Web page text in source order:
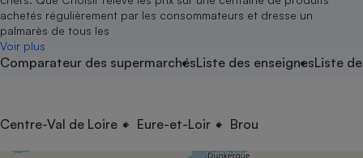
achetés régulièrement par les consommateurs et dresse un
palmarès de tous les
Voir plus
Comparateur des supermarchésListe des enseignesListe
Centre-Val de Loire Eure-et-Loir Brou
Nutrition
Assurance auto
Magasin - Grande surface
Méthode de vente -
Déchet
Sport
électrique
Service marchand
Brèves
Soumettre un litige
Lettres types
Rencontrer une association locale
Nos associations locales
Nous rejoindre
En savoir plus sur Que Choisir Ensemble
Nos partenaires
Nous rejoindre